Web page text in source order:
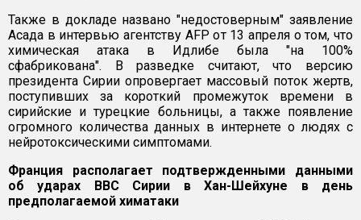
Также в докладе названо "недостоверным" заявление
Асада в интервью агентству AFP от 13 апреля о том, что
химическая атака в Идлибе была "на 100%
сфабрикована". В разведке считают, что версию
президента Сирии опровергает массовый поток жертв,
поступивших за короткий промежуток времени в
сирийские и турецкие больницы, а также появление
огромного количества данных в интернете о людях с
нейротоксическими симптомами.
Франция располагает подтвержденными данными
об ударах ВВС Сирии в Хан-Шейхуне в день
предполагаемой химатаки